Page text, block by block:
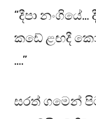
“දීපා
කඩේ ළඟදී
….”
සරත් ගමෙන්